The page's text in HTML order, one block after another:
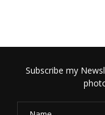
Subscribe my